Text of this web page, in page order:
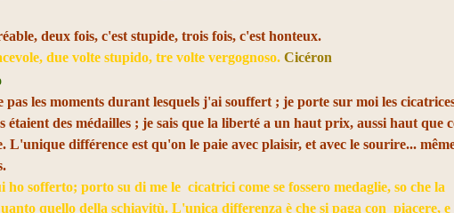
deux fois, c'est stupide, trois fois, c'est honteux.
due volte stupido, tre volte vergognoso.Cicéron
pas les moments durant lesquels j'ai souffert ; je porte sur moi les
étaient des médailles ; je sais que la liberté a un haut prix, aussi haut que
L'unique différence est qu'on le paie avec plaisir, et avec le sourire...
sofferto; porto su di me le cicatrici come se fossero medaglie, so che la
quello della schiavitù. L'unica differenza è che si paga con piacere, e